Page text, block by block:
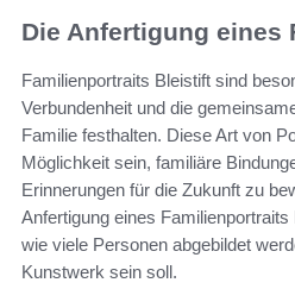
Die Anfertigung eines
Familienportraits Bleistift sind
Verbundenheit und die
Familie festhalten. Diese Art von
Möglichkeit sein, familiäre
Erinnerungen für die Zukunft zu
Anfertigung eines
wie viele Personen abgebildet
Kunstwerk sein soll.